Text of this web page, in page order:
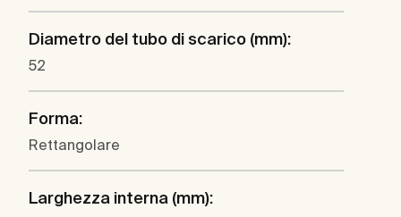
Diametro del tubo di scarico (mm):
52
Forma:
Rettangolare
Larghezza interna (mm):